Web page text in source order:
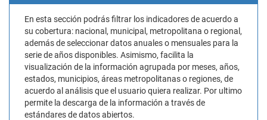
En esta sección podrás filtrar los indicadores de acuerdo a
su cobertura: nacional, municipal, metropolitana o regional,
además de seleccionar datos anuales o mensuales para la
serie de años disponibles. Asimismo, facilita la
visualización de la información agrupada por meses, años,
estados, municipios, áreas metropolitanas o regiones, de
acuerdo al análisis que el usuario quiera realizar. Por ultimo
permite la descarga de la información a través de
estándares de datos abiertos.